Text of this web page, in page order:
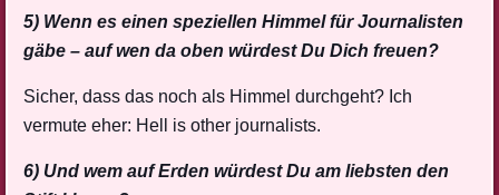
5) Wenn es einen speziellen Himmel für Journalisten
gäbe – auf wen da oben würdest Du Dich freuen?
Sicher, dass das noch als Himmel durchgeht? Ich
vermute eher: Hell is other journalists.
6) Und wem auf Erden würdest Du am liebsten den